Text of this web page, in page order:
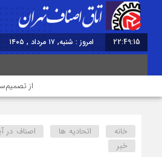
22:49:15 امروز : شنبه, ۱۷ مرداد , ۱۴۰۵
از
خانه اتحادیه ها
اصناف در
خبر